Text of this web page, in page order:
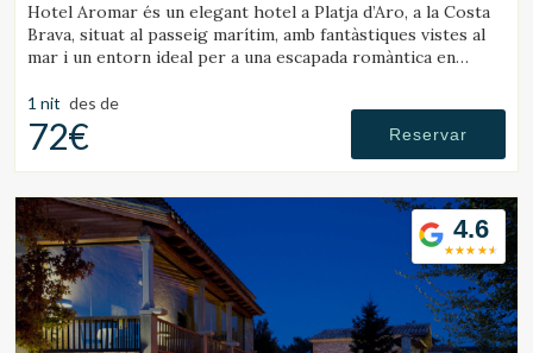
Hotel Aromar és un elegant hotel a Platja d’Aro, a la Costa
Brava, situat al passeig marítim, amb fantàstiques vistes al
mar i un entorn ideal per a una escapada romàntica en
1 nit des de
72€ Reservar
4.6